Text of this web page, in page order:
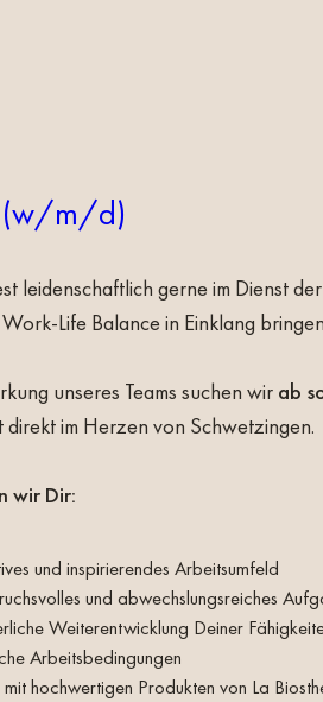
(w/m/d)
leidenschaftlich gerne im Dienst
Life Balance in Einklang
unseres Teams suchen wir ab
direkt im Herzen von Schwetzingen.
wir Dir:
und inspirierendes Arbeitsumfeld
und abwechslungsreiches
Weiterentwicklung Deiner
Arbeitsbedingungen
hochwertigen Produkten von La